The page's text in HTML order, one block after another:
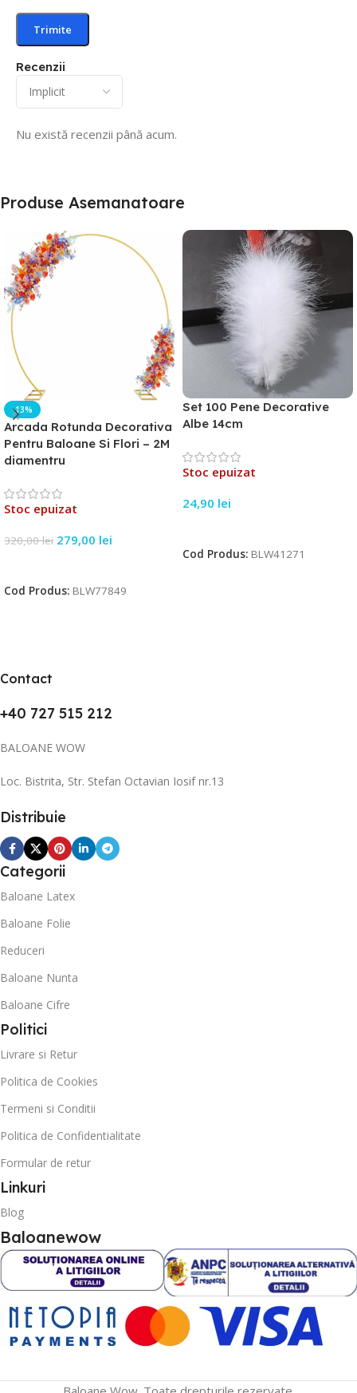
Recenzii
Nu există recenzii până acum.
Produse Asemanatoare
-13%
Arcada Rotunda Decorativa
Pentru Baloane Si Flori – 2M
diamentru
Stoc epuizat
320,00lei 279,00 lei
Cod Produs: BLW77849
Set 100 Pene Decorative
Albe 14cm
Stoc epuizat
24,90 lei
Cod Produs: BLW41271
Contact
+40 727 515 212
BALOANE WOW
Loc. Bistrita, Str. Stefan Octavian Iosif nr.13
Distribuie
Categorii
Baloane Latex
Baloane Folie
Reduceri
Baloane Nunta
Baloane Cifre
Politici
Livrare si Retur
Politica de Cookies
Termeni si Conditii
Politica de Confidentialitate
Formular de retur
Linkuri
Blog
Baloanewow